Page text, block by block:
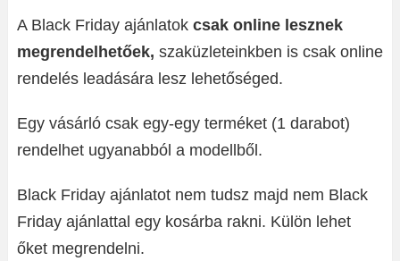
A Black Friday ajánlatok csak online lesznek
megrendelhetőek, szaküzleteinkben is csak online
rendelés leadására lesz lehetőséged.
Egy vásárló csak egy-egy terméket (1 darabot)
rendelhet ugyanabból a modellből.
Black Friday ajánlatot nem tudsz majd nem Black
Friday ajánlattal egy kosárba rakni. Külön lehet
őket megrendelni.